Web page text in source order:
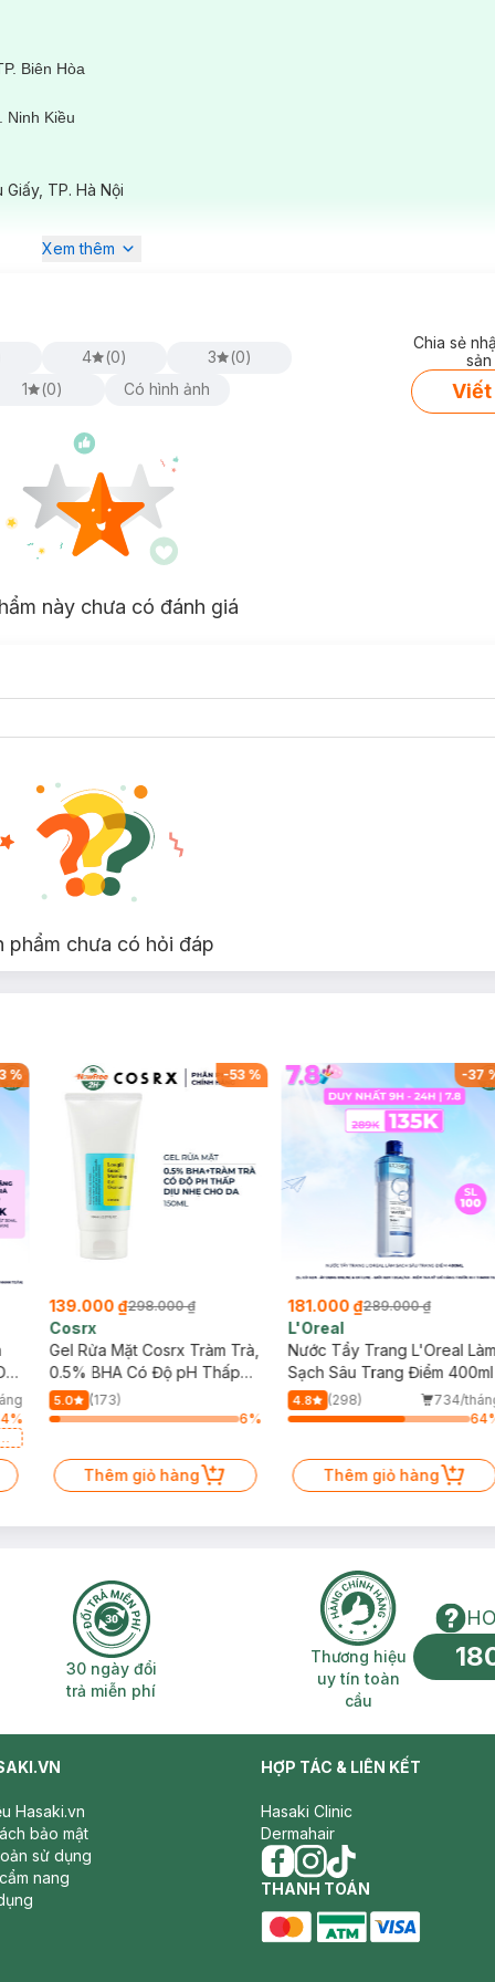
ngày.
damage. At DermaHair – a medical-grade hair and scalp care
to restore healthy, soft, and naturally resilient hair.
curlers).
sufficient nourishment along the entire hair shaft.
from within.
protein bonds and lost elasticity.
or brittle hair lacks.
reducing frizz.
for fine or fragile hair.
weighing it down.
chains deep within the hair – something traditional treatments
damaged hair lacking elasticity.
Biên Hòa
Ninh Kiều
TP. Hà Nội
Xem thêm
4 (0) 3 (0)
1 (0) Có hình ảnh
Chia sẻ
Viết
này chưa có đánh giá
phẩm chưa có hỏi đáp
%
%
-53%
139.000 ₫298.000 ₫
Cosrx
Gel Rửa Mặt Cosrx Tràm Trà,
0.5% BHA Có Độ pH Thấp
150ml
5.0
(173)
6%
Thêm giỏ hàng
-37
181.000 ₫289.000 ₫
L'Oreal
Nước Tẩy Trang L'Oreal
Sạch Sâu Trang Điểm 400ml
4.8 (298)
734/
64
Thêm giỏ hàng
2H 30 ngày đổi trả miễn phí
30 ngày đổi
trả miễn phí
Thương hiệu
Thương hiệu
uy tín toàn
cầu
Hasaki.vn
bảo mật
sử dụng
nang
HỢP TÁC & LIÊN KẾT
Hasaki Clinic
Dermahair
facebook
instagram
tiktok
THANH TOÁN